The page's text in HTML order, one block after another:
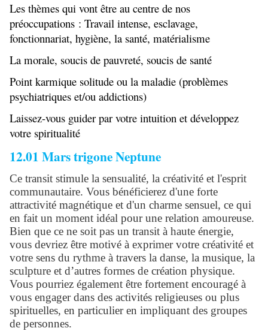
Les thèmes qui vont être au centre de nos
préoccupations : Travail intense, esclavage,
fonctionnariat, hygiène, la santé, matérialisme
La morale, soucis de pauvreté, soucis de santé
Point karmique solitude ou la maladie (problèmes
psychiatriques et/ou addictions)
Laissez-vous guider par votre intuition et développez
votre spiritualité
12.01 Mars trigone Neptune
Ce transit stimule la sensualité, la créativité et l'esprit
communautaire. Vous bénéficierez d'une forte
attractivité magnétique et d'un charme sensuel, ce qui
en fait un moment idéal pour une relation amoureuse.
Bien que ce ne soit pas un transit à haute énergie,
vous devriez être motivé à exprimer votre créativité et
votre sens du rythme à travers la danse, la musique, la
sculpture et d’autres formes de création physique.
Vous pourriez également être fortement encouragé à
vous engager dans des activités religieuses ou plus
spirituelles, en particulier en impliquant des groupes
de personnes.